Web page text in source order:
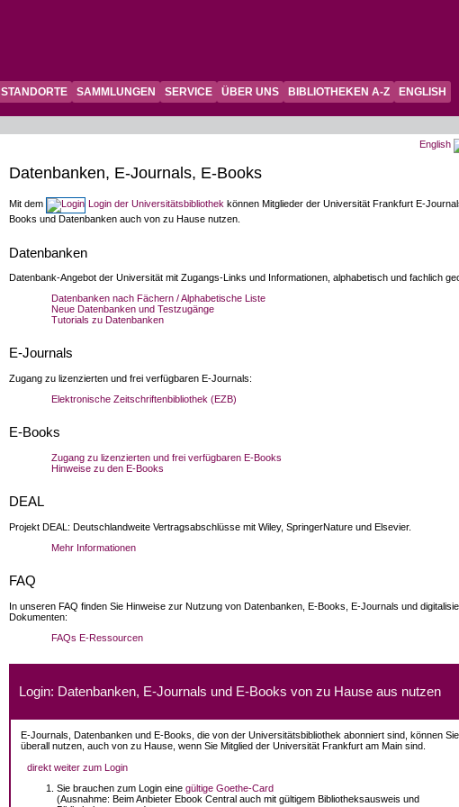
STANDORTE SAMMLUNGEN SERVICE ÜBER UNS BIBLIOTHEKEN A-Z ENGLISH
English
Datenbanken, E-Journals, E-Books
Mit dem Login der Universitätsbibliothek können Mitglieder der Universität Frankfurt E-
Books und Datenbanken auch von zu Hause nutzen.
Datenbanken
Datenbank-Angebot der Universität mit Zugangs-Links und Informationen, alphabetisch und fachlich
Datenbanken nach Fächern / Alphabetische Liste
Neue Datenbanken und Testzugänge
Tutorials zu Datenbanken
E-Journals
Zugang zu lizenzierten und frei verfügbaren E-Journals:
Elektronische Zeitschriftenbibliothek (EZB)
E-Books
Zugang zu lizenzierten und frei verfügbaren E-Books
Hinweise zu den E-Books
DEAL
Projekt DEAL: Deutschlandweite Vertragsabschlüsse mit Wiley, SpringerNature und Elsevier.
Mehr Informationen
FAQ
In unseren FAQ finden Sie Hinweise zur Nutzung von Datenbanken, E-Books, E-Journals und
Dokumenten:
FAQs E-Ressourcen
Login: Datenbanken, E-Journals und E-Books von zu Hause aus nutzen
E-Journals, Datenbanken und E-Books, die von der Universitätsbibliothek abonniert sind, können
überall nutzen, auch von zu Hause, wenn Sie Mitglied der Universität Frankfurt am Main sind.
direkt weiter zum Login
Sie brauchen zum Login eine gültige Goethe-Card
(Ausnahme: Beim Anbieter Ebook Central auch mit gültigem Bibliotheksausweis und